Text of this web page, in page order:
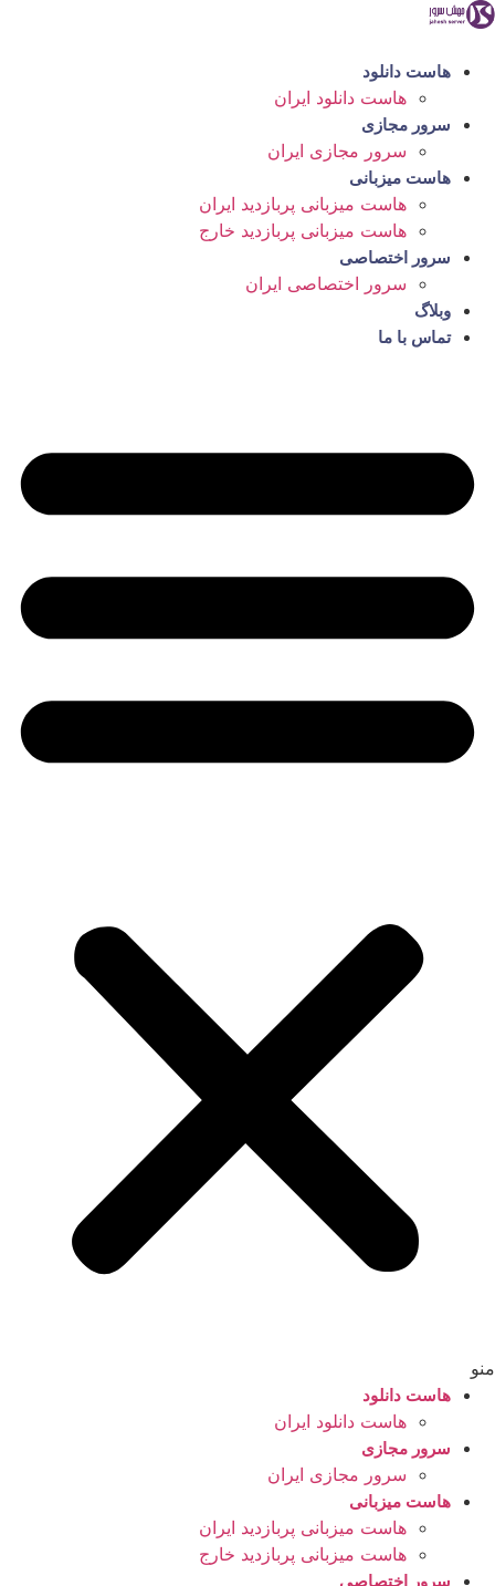
پرش
محتوا
هاست دانلود
هاست دانلود ایران
سرور مجازی
سرور مجازی ایران
هاست میزبانی
هاست میزبانی پربازدید ایران
هاست میزبانی پربازدید خارج
سرور اختصاصی
سرور اختصاصی ایران
وبلاگ
تماس با ما
منو
هاست دانلود
هاست دانلود ایران
سرور مجازی
سرور مجازی ایران
هاست میزبانی
هاست میزبانی پربازدید ایران
هاست میزبانی پربازدید خارج
سرور اختصاصی